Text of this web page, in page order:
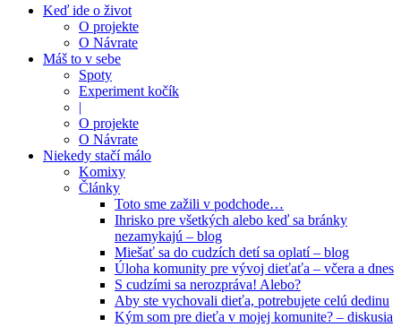
Keď ide o život
O projekte
O Návrate
Máš to v sebe
Spoty
Experiment kočík
|
O projekte
O Návrate
Niekedy stačí málo
Komixy
Články
Toto sme zažili v podchode…
Ihrisko pre všetkých alebo keď sa bránky
nezamykajú – blog
Miešať sa do cudzích detí sa oplatí – blog
Úloha komunity pre vývoj dieťaťa – včera a dnes
S cudzími sa nerozpráva! Alebo?
Aby ste vychovali dieťa, potrebujete celú dedinu
Kým som pre dieťa v mojej komunite? – diskusia